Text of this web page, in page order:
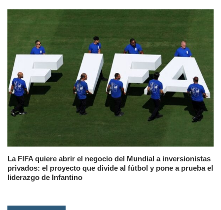
La FIFA quiere abrir el negocio del Mundial a inversionistas
privados: el proyecto que divide al fútbol y pone a prueba el
liderazgo de Infantino